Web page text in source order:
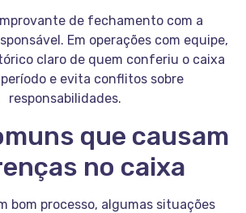
de fechamento com a
Em operações com equipe,
claro de quem conferiu o caixa
e evita conflitos sobre
responsabilidades.
que causam
no caixa
bom processo, algumas situações